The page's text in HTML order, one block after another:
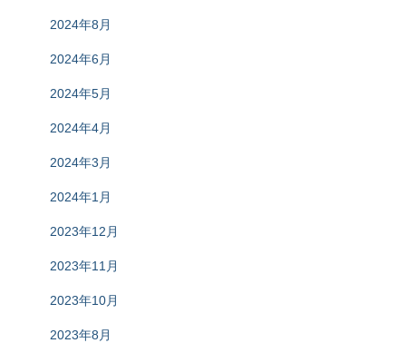
2024年8月
2024年6月
2024年5月
2024年4月
2024年3月
2024年1月
2023年12月
2023年11月
2023年10月
2023年8月